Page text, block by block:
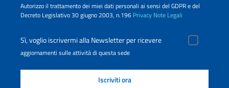
Autorizzo il trattamento dei miei dati personali ai sensi del GDPR e del
Decreto Legislativo 30 giugno 2003, n.196 Privacy Note Legali
Sì, voglio iscrivermi alla Newsletter per ricevere
aggiornamenti sulle attività di questa sede